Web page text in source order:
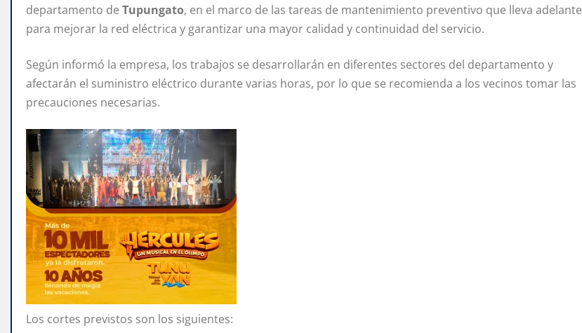
departamento de Tupungato, en el marco de las tareas de mantenimiento preventivo que lleva adelante
para mejorar la red eléctrica y garantizar una mayor calidad y continuidad del servicio.
Según informó la empresa, los trabajos se desarrollarán en diferentes sectores del departamento y
afectarán el suministro eléctrico durante varias horas, por lo que se recomienda a los vecinos tomar las
precauciones necesarias.
Los cortes previstos son los siguientes: